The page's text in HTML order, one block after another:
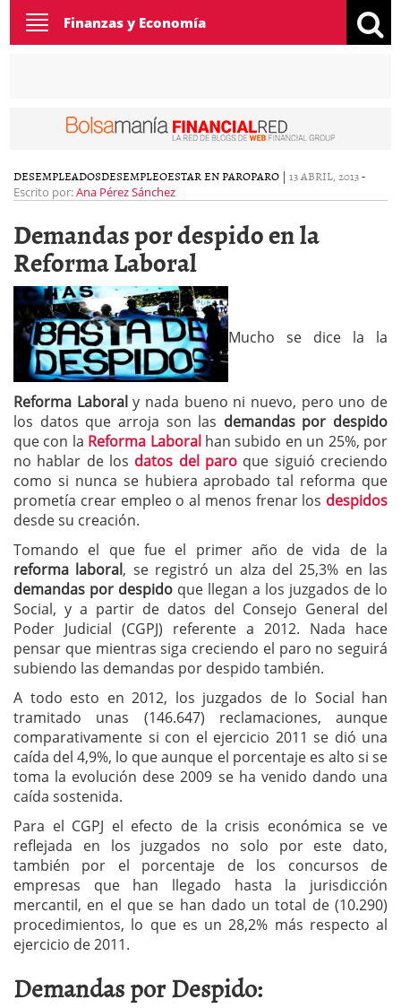
Toggle
navigation
Finanzas y Economía
DESEMPLEADOSDESEMPLEOESTAR EN PAROPARO | 13 ABRIL, 2013-
Escrito por:Ana Pérez Sánchez
Demandas por despido en la
Reforma Laboral
Mucho se dice la la
Reforma Laboraly nada bueno ni nuevo, pero uno de
los datos que arroja son las demandas por despido
que con la Reforma Laboralhan subido en un 25%, por
no hablar de los datos del paro que siguió creciendo
como si nunca se hubiera aprobado tal reforma que
prometía crear empleo o al menos frenar los despidos
desde su creación.
Tomando el que fue el primer año de vida de la
reforma laboral, se registró un alza del 25,3% en las
demandas por despido que llegan a los juzgados de lo
Social, y a partir de datos del Consejo General del
Poder Judicial (CGPJ) referente a 2012. Nada hace
pensar que mientras siga creciendo el paro no seguirá
subiendo las demandas por despido también.
A todo esto en 2012, los juzgados de lo Social han
tramitado unas (146.647) reclamaciones, aunque
comparativamente si con el ejercicio 2011 se dió una
caída del 4,9%, lo que aunque el porcentaje es alto si se
toma la evolución dese 2009 se ha venido dando una
caída sostenida.
Para el CGPJ el efecto de la crisis económica se ve
reflejada en los juzgados no solo por este dato,
también por el porcentaje de los concursos de
empresas que han llegado hasta la jurisdicción
mercantil, en el que se han dado un total de (10.290)
procedimientos, lo que es un 28,2% más respecto al
ejercicio de 2011.
Demandas por Despido: